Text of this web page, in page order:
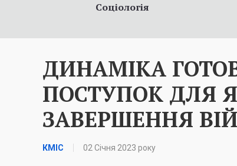
Соціологія
ДИНАМІКА
ПОСТУПОК ДЛЯ
ЗАВЕРШЕННЯ
КМІС 02 Січня 2023 року